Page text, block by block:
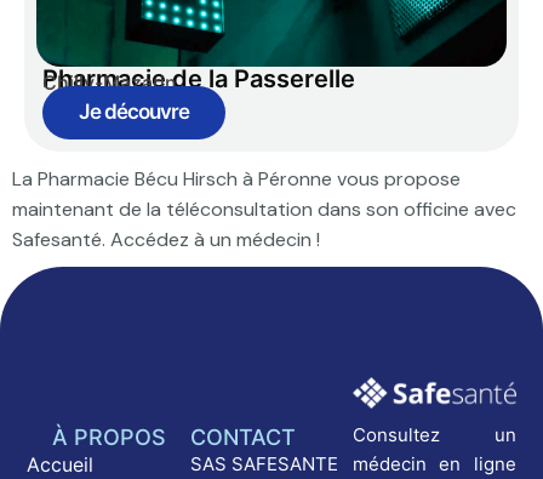
Pharmacie de la Passerelle
Chilly-Mazarin
Je découvre
La Pharmacie Bécu Hirsch à Péronne vous propose
maintenant de la téléconsultation dans son officine avec
Safesanté. Accédez à un médecin !
Consultez un
médecin en ligne
CONTACT
SAS SAFESANTE
À PROPOS
Accueil